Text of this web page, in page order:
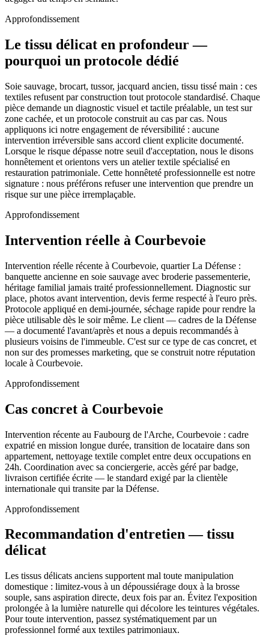
Approfondissement
Le tissu délicat en profondeur —
pourquoi un protocole dédié
Soie sauvage, brocart, tussor, jacquard ancien, tissu tissé main : ces
textiles refusent par construction tout protocole standardisé. Chaque
pièce demande un diagnostic visuel et tactile préalable, un test sur
zone cachée, et un protocole construit au cas par cas. Nous
appliquons ici notre engagement de réversibilité : aucune
intervention irréversible sans accord client explicite documenté.
Lorsque le risque dépasse notre seuil d'acceptation, nous le disons
honnêtement et orientons vers un atelier textile spécialisé en
restauration patrimoniale. Cette honnêteté professionnelle est notre
signature : nous préférons refuser une intervention que prendre un
risque sur une pièce irremplaçable.
Approfondissement
Intervention réelle à Courbevoie
Intervention réelle récente à Courbevoie, quartier La Défense :
banquette ancienne en soie sauvage avec broderie passementerie,
héritage familial jamais traité professionnellement. Diagnostic sur
place, photos avant intervention, devis ferme respecté à l'euro près.
Protocole appliqué en demi-journée, séchage rapide pour rendre la
pièce utilisable dès le soir même. Le client — cadres de la Défense
— a documenté l'avant/après et nous a depuis recommandés à
plusieurs voisins de l'immeuble. C'est sur ce type de cas concret, et
non sur des promesses marketing, que se construit notre réputation
locale à Courbevoie.
Approfondissement
Cas concret à Courbevoie
Intervention récente au Faubourg de l'Arche, Courbevoie : cadre
expatrié en mission longue durée, transition de locataire dans son
appartement, nettoyage textile complet entre deux occupations en
24h. Coordination avec sa conciergerie, accès géré par badge,
livraison certifiée écrite — le standard exigé par la clientèle
internationale qui transite par la Défense.
Approfondissement
Recommandation d'entretien — tissu
délicat
Les tissus délicats anciens supportent mal toute manipulation
domestique : limitez-vous à un dépoussiérage doux à la brosse
souple, sans aspiration directe, deux fois par an. Évitez l'exposition
prolongée à la lumière naturelle qui décolore les teintures végétales.
Pour toute intervention, passez systématiquement par un
professionnel formé aux textiles patrimoniaux.